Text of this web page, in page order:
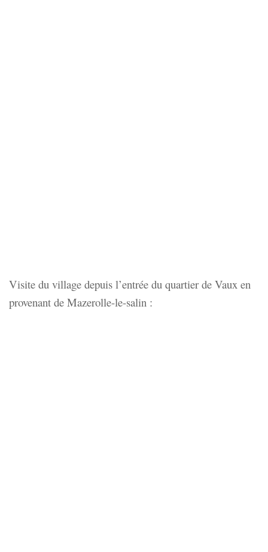
Visite du village depuis l’entrée du quartier de Vaux en
provenant de Mazerolle-le-salin :